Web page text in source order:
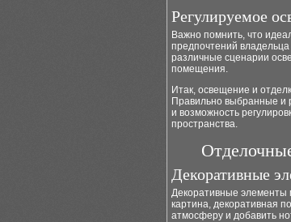
Регулируемое
Важно помнить, что
предпочтений
различные сценарии
помещения.
Итак, освещение и
Правильно выбранные и
и возможность
пространства.
Декоративные
Декоративные элементы
картина, декоративная
атмосферу и добавить